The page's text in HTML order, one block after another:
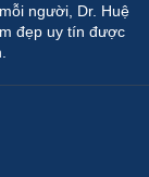
người, Dr. Huệ
đẹp uy tín được